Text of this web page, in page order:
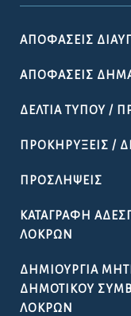
ΑΠΟΦΆΣΕΙΣ
ΑΠΟΦΆΣΕΙΣ
ΔΕΛΤΊΑ ΤΎΠΟΥ /
ΠΡΟΚΗΡΎΞΕΙΣ /
ΠΡΟΣΛΉΨΕΙΣ
ΚΑΤΑΓΡΑΦΉ
ΛΟΚΡΏΝ
ΔΗΜΙΟΥΡΓΊΑ
ΔΗΜΟΤΙΚΟΎ
ΛΟΚΡΏΝ